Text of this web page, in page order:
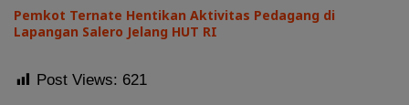
Pemkot Ternate Hentikan Aktivitas Pedagang di
Lapangan Salero Jelang HUT RI
Post Views: 621